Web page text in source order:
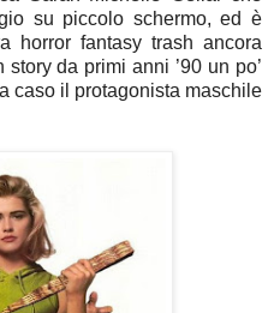
su piccolo schermo, ed è
horror fantasy trash ancora
da primi anni ’90 un po’
caso il protagonista maschile